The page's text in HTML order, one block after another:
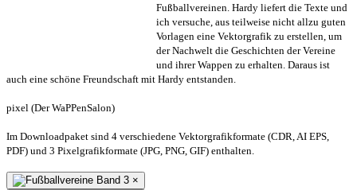
Fußballvereinen. Hardy liefert die Texte und
ich versuche, aus teilweise nicht allzu guten
Vorlagen eine Vektorgrafik zu erstellen, um
der Nachwelt die Geschichten der Vereine
und ihrer Wappen zu erhalten. Daraus ist
auch eine schöne Freundschaft mit Hardy entstanden.
pixel (Der WaPPenSalon)
Im Downloadpaket sind 4 verschiedene Vektorgrafikformate (CDR, AI EPS,
PDF) und 3 Pixelgrafikformate (JPG, PNG, GIF) enthalten.
×